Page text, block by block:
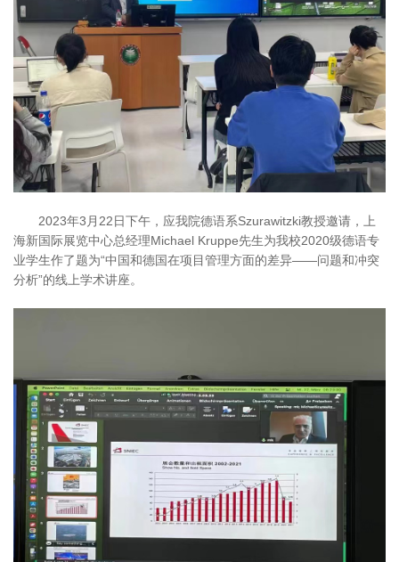
2023年3月22日下午，应我院德语系Szurawitzki教授邀请，上
海新国际展览中心总经理Michael Kruppe先生为我校2020级德语专
业学生作了题为“中国和德国在项目管理方面的差异——问题和冲突
分析”的线上学术讲座。